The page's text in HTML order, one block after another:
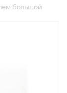
большой